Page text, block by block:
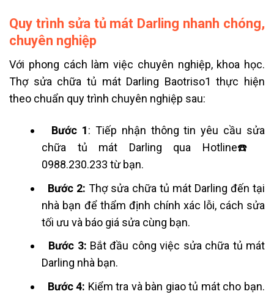
Quy trình sửa tủ mát Darling nhanh chóng,
chuyên nghiệp
Với phong cách làm việc chuyên nghiệp, khoa học.
Thợ sửa chữa tủ mát Darling Baotriso1 thực hiện
theo chuẩn quy trình chuyên nghiệp sau:
Bước 1: Tiếp nhận thông tin yêu cầu sửa
chữa tủ mát Darling qua Hotline☎️
0988.230.233 từ bạn.
Bước 2: Thợ sửa chữa tủ mát Darling đến tại
nhà bạn để thẩm định chính xác lỗi, cách sửa
tối ưu và báo giá sửa cùng bạn.
Bước 3: Bắt đầu công việc sửa chữa tủ mát
Darling nhà bạn.
Bước 4: Kiểm tra và bàn giao tủ mát cho bạn.